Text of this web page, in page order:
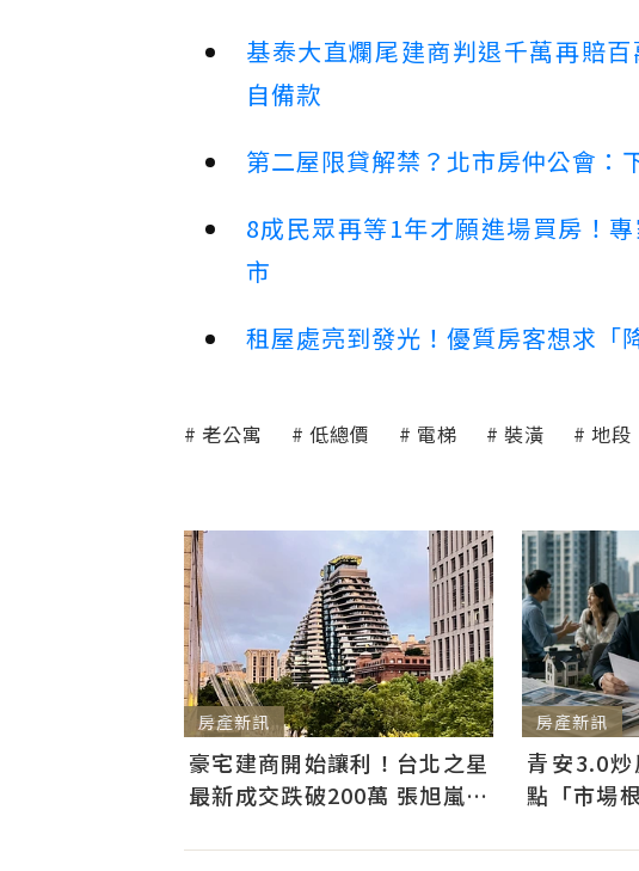
基泰大直爛尾建商判退千萬再賠
自備款
第二屋限貸解禁？北市房仲公會：
8成民眾再等1年才願進場買房！
市
租屋處亮到發光！優質房客想求「
老公寓 低總價 電梯 裝潢 地段
房產新訊
豪宅建商開始讓利！台北之星
最新成交跌破200萬 張旭嵐：
房產新訊
青安3.0
點「市場